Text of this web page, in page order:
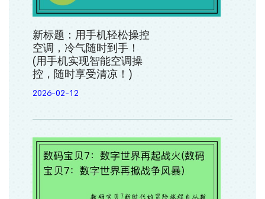
新标题：用手机轻松操控
空调，冷气随时到手！
(用手机实现智能空调操
控，随时享受清凉！)
2026-02-12